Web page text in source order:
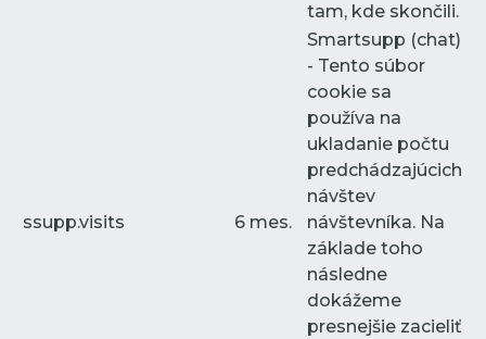
tam, kde skončili.
ssupp.visits 6 mes.
Smartsupp (chat)
- Tento súbor
cookie sa
používa na
ukladanie počtu
predchádzajúcich
návštev
návštevníka. Na
základe toho
následne
dokážeme
presnejšie zacieliť